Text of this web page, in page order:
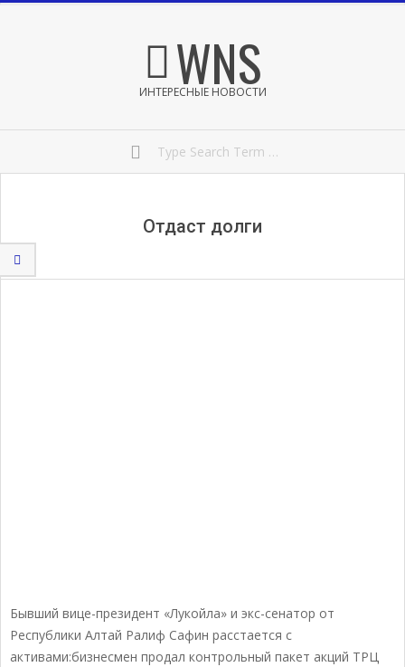
WNS
ИНТЕРЕСНЫЕ НОВОСТИ
Отдаст долги
Бывший вице-президент «Лукойла» и экс-сенатор от
Республики Алтай Ралиф Сафин расстается с
активами:бизнесмен продал контрольный пакет акций ТРЦ